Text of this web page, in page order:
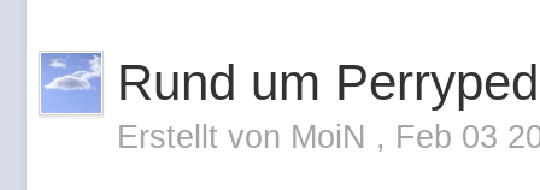
Rund um
Erstellt von MoiN , Feb 03